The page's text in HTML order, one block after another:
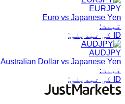
EURJPY
Euro vs Japanese Yen
قیمت:
ID کی تبدیلی:
AUDJPY
Australian Dollar vs Japanese Yen
قیمت:
ID کی تبدیلی: